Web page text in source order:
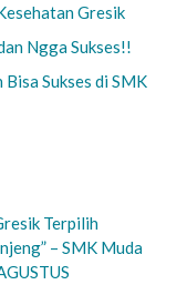
Gresik
Ngga Sukses!!
Sukses di SMK
Terpilih
– SMK Muda